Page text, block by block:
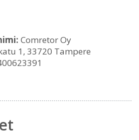
Comretor Oy
1, 33720 Tampere